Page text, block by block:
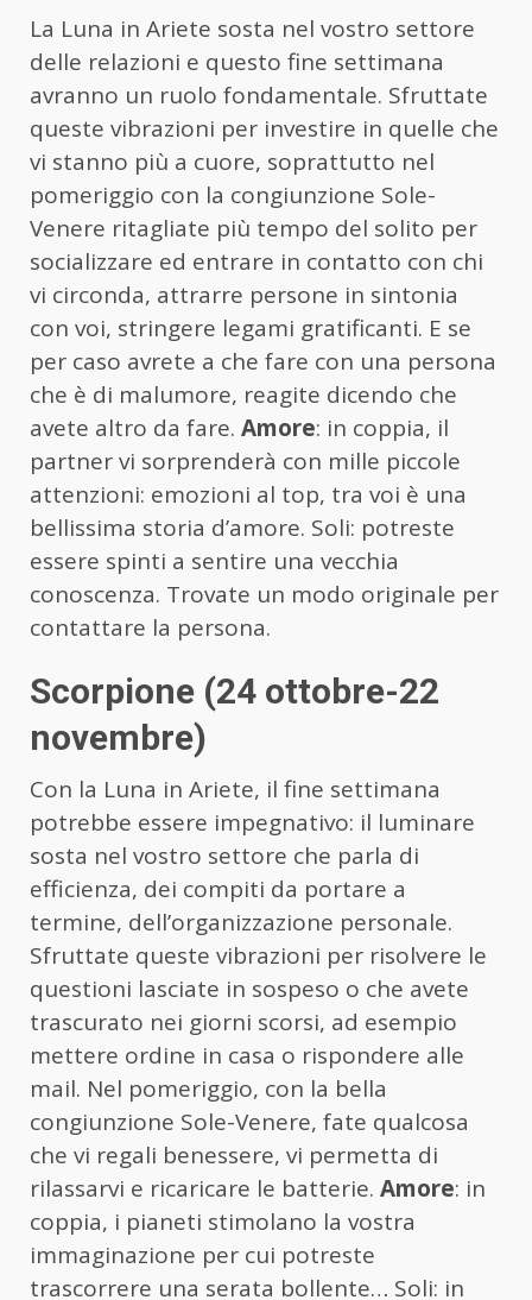
La Luna in Ariete sosta nel vostro settore
delle relazioni e questo fine settimana
avranno un ruolo fondamentale. Sfruttate
queste vibrazioni per investire in quelle che
vi stanno più a cuore, soprattutto nel
pomeriggio con la congiunzione Sole-
Venere ritagliate più tempo del solito per
socializzare ed entrare in contatto con chi
vi circonda, attrarre persone in sintonia
con voi, stringere legami gratificanti. E se
per caso avrete a che fare con una persona
che è di malumore, reagite dicendo che
avete altro da fare. Amore: in coppia, il
partner vi sorprenderà con mille piccole
attenzioni: emozioni al top, tra voi è una
bellissima storia d’amore. Soli: potreste
essere spinti a sentire una vecchia
conoscenza. Trovate un modo originale per
contattare la persona.
Scorpione (24 ottobre-22
novembre)
Con la Luna in Ariete, il fine settimana
potrebbe essere impegnativo: il luminare
sosta nel vostro settore che parla di
efficienza, dei compiti da portare a
termine, dell’organizzazione personale.
Sfruttate queste vibrazioni per risolvere le
questioni lasciate in sospeso o che avete
trascurato nei giorni scorsi, ad esempio
mettere ordine in casa o rispondere alle
mail. Nel pomeriggio, con la bella
congiunzione Sole-Venere, fate qualcosa
che vi regali benessere, vi permetta di
rilassarvi e ricaricare le batterie. Amore: in
coppia, i pianeti stimolano la vostra
immaginazione per cui potreste
trascorrere una serata bollente… Soli: in